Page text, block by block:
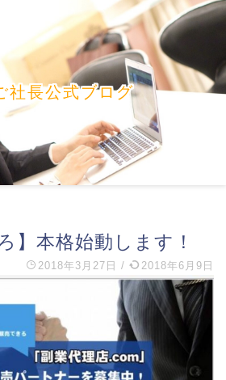
社長公式ブログ
】本格始動します！
2018年3月27日 / 2018年6月9日